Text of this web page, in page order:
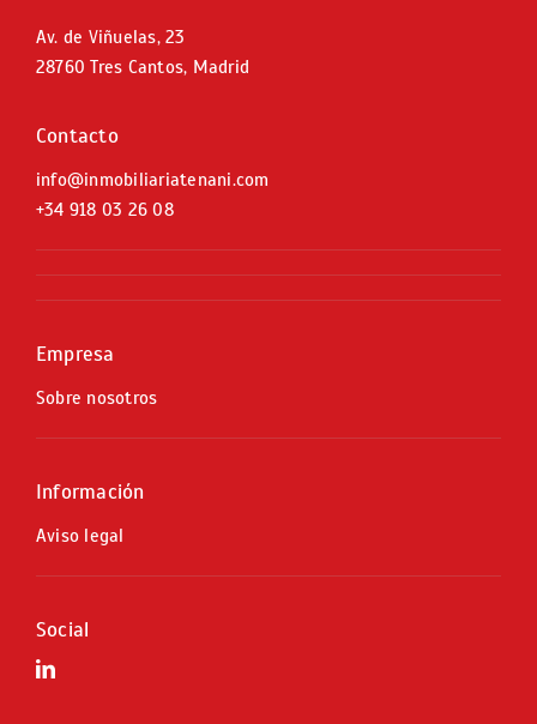
Av. de Viñuelas, 23
28760 Tres Cantos, Madrid
Contacto
info@inmobiliariatenani.com
+34 918 03 26 08
Empresa
Sobre nosotros
Información
Aviso legal
Social